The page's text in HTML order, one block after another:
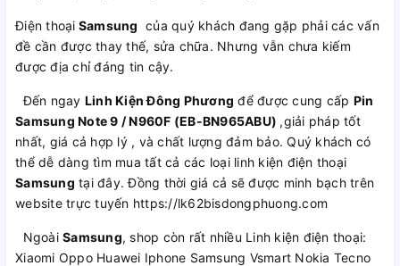
Điện thoại Samsung của quý khách đang gặp phải các vấn
đề cần được thay thế, sửa chữa. Nhưng vẫn chưa kiếm
được địa chỉ đáng tin cậy.
Đến ngay Linh Kiện Đông Phương để được cung cấp Pin
Samsung Note 9 / N960F (EB-BN965ABU) ,giải pháp tốt
nhất, giá cả hợp lý , và chất lượng đảm bảo. Quý khách có
thể dễ dàng tìm mua tất cả các loại linh kiện điện thoại
Samsung tại đây. Đồng thời giá cả sẽ được minh bạch trên
website trực tuyến https://lk62bisdongphuong.com
Ngoài Samsung, shop còn rất nhiều Linh kiện điện thoại:
Xiaomi Oppo Huawei Iphone Samsung Vsmart Nokia Tecno